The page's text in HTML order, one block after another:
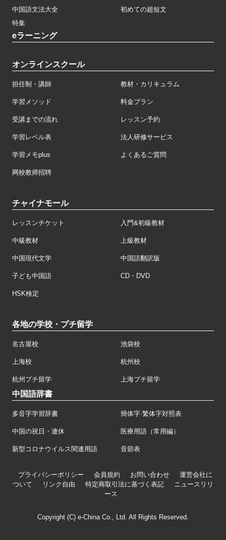
中国語文法大全
初めての超短文
特集
eラーニング
オンラインスクール
担任制・講師 教材・カリキュラム
学習メソッド 料金プラン
受講までの流れ レッスン予約
学習レベル表 法人研修サービス
学習メモplus よくあるご質問
网校教师招聘
チャイナモール
レッスンチケット 入門&初級教材
中級教材 上級教材
中国現代文学 中国語翻訳版
子ども中国語 CD・DVD
HSK検定
各地の学校・プチ留学
名古屋校 池袋校
上海校 杭州校
杭州プチ留学 上海プチ留学
中国語辞書
多音字学習辞書 簡体字·繁体字対照表
中国の祝日・連休 医療用語（常用編）
新型コロナウイルス関連用語 音節表
プライバシーポリシー 会員規約 お問い合わせ
運営会社に
ついて
リンク自由 特定商取引法に基づく表記
ニュースリリ
ース
Copyright (C) e-China Co., Ltd. All Rights Reserved.